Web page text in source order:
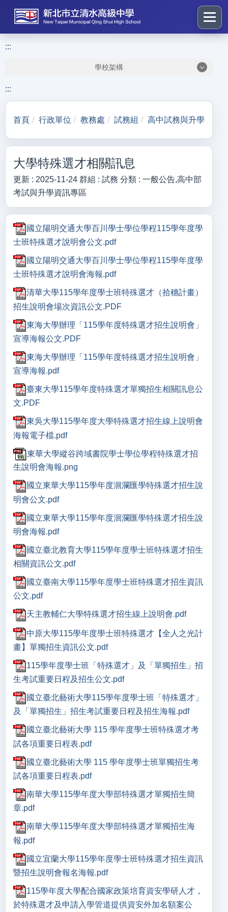
到
塊
:::
學校架構
:::
首頁 行政單位 教務處 試務組 高中試務與升學
大學特殊選才相關訊息
更新 : 2025-11-24 群組 : 試務 分類 : 一般公告,高中部
考試與升學資訊專區
國立陽明交通大學百川學士學位學程115學年度學
士班特殊選才說明會公文.pdf
國立陽明交通大學百川學士學位學程115學年度學
士班特殊選才說明會海報.pdf
清華大學115學年度學士班特殊選才（拾穗計畫）
招生說明會場次資訊公文.PDF
東海大學辦理「115學年度特殊選才招生說明會」
宣導海報公文.PDF
東海大學辦理「115學年度特殊選才招生說明會」
宣導海報.pdf
臺東大學115學年度特殊選才單獨招生相關訊息公
文.PDF
東吳大學115學年度大學特殊選才招生線上說明會
海報電子檔.pdf
東華大學縱谷跨域書院學士學位學程特殊選才招
生說明會海報.png
國立東華大學115學年度洄瀾匯學特殊選才招生說
明會公文.pdf
國立東華大學115學年度洄瀾匯學特殊選才招生說
明會海報.pdf
國立臺北教育大學115學年度學士班特殊選才招生
相關資訊公文.pdf
國立臺南大學115學年度學士班特殊選才招生資訊
公文.pdf
天主教輔仁大學特殊選才招生線上說明會.pdf
中原大學115學年度學士班特殊選才【全人之光計
畫】單獨招生資訊公文.pdf
115學年度學士班「特殊選才」及「單獨招生」招
生考試重要日程及招生公文.pdf
國立臺北藝術大學115學年度學士班「特殊選才」
及「單獨招生」招生考試重要日程及招生海報.pdf
國立臺北藝術大學 115 學年度學士班特殊選才考
試各項重要日程表.pdf
國立臺北藝術大學 115 學年度學士班單獨招生考
試各項重要日程表.pdf
南華大學115學年度大學部特殊選才單獨招生簡
章.pdf
南華大學115學年度大學部特殊選才單獨招生海
報.pdf
國立宜蘭大學115學年度學士班特殊選才招生資訊
暨招生說明會報名海報.pdf
115學年度大學配合國家政策培育資安學研人才，
於特殊選才及申請入學管道提供資安外加名額案公